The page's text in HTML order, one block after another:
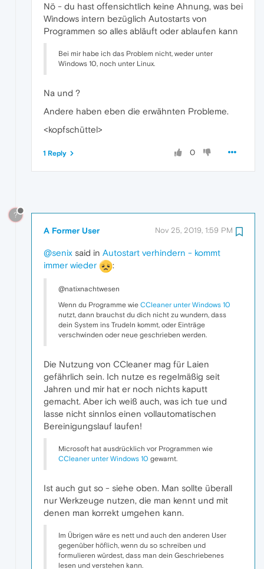
Nö - du hast offensichtlich keine Ahnung, was bei
Windows intern bezüglich Autostarts von
Programmen so alles abläuft oder ablaufen kann
Bei mir habe ich das Problem nicht, weder unter
Windows 10, noch unter Linux.
Na und ?
Andere haben eben die erwähnten Probleme.
<kopfschüttel>
0
1 Reply
?
A Former User Nov 25, 2019, 1:59 PM
@senix said in Autostart verhindern - kommt
immer wieder
:
@natixnachtwesen
Wenn du Programme wie CCleaner unter Windows 10
nutzt, dann brauchst du dich nicht zu wundern, dass
dein System ins Trudeln kommt, oder Einträge
verschwinden oder neue geschrieben werden.
Die Nutzung von CCleaner mag für Laien
gefährlich sein. Ich nutze es regelmäßig seit
Jahren und mir hat er noch nichts kaputt
gemacht. Aber ich weiß auch, was ich tue und
lasse nicht sinnlos einen vollautomatischen
Bereinigungslauf laufen!
Microsoft hat ausdrücklich vor Programmen wie
CCleaner unter Windows 10 gewarnt.
Ist auch gut so - siehe oben. Man sollte überall
nur Werkzeuge nutzen, die man kennt und mit
denen man korrekt umgehen kann.
Im Übrigen wäre es nett und auch den anderen User
gegenüber höflich, wenn du so schreiben und
formulieren würdest, dass man dein Geschriebenes
lesen und verstehen kann.